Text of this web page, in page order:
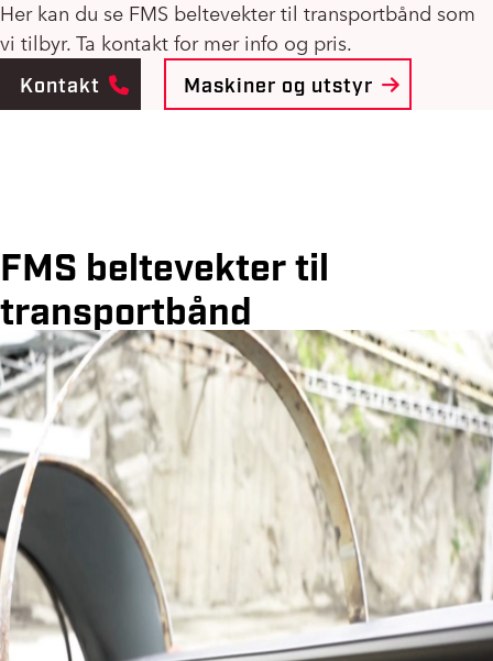
Her kan du se FMS beltevekter til transportbånd som
vi tilbyr. Ta kontakt for mer info og pris.
Kontakt Maskiner og utstyr
FMS beltevekter til
transportbånd